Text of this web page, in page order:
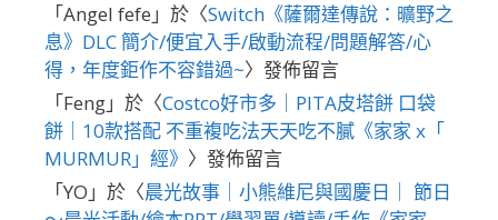
「Angel fefe 」於〈Switch《薩爾達傳說：曠野之
息》DLC 簡介/便宜入手/啟動流程/問題解答/心
得，年度鉅作不容錯過~〉發佈留言
「Feng」於〈Costco好市多｜PITA皮塔餅 口袋
餅｜10款搭配 不重複吃法天天吃不膩《家家 x「
MURMUR」經》 〉發佈留言
「YO 」於〈晨光故事｜小熊維尼與國慶日｜ 節日